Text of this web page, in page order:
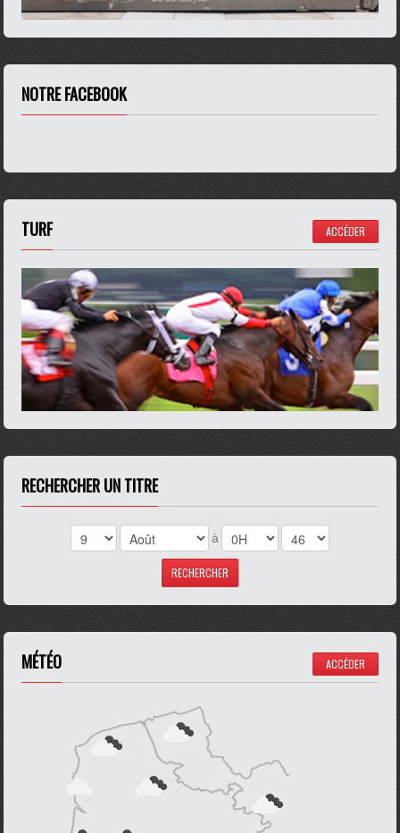
NOTRE FACEBOOK
TURF ACCÉDER
RECHERCHER UN TITRE
à
MÉTÉO ACCÉDER